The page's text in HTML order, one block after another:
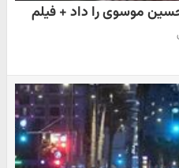
موسوی را داد + فیلم